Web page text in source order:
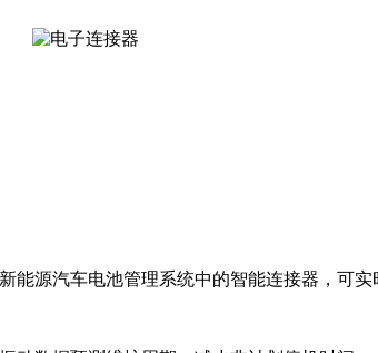
源汽车电池管理系统中的智能连接器，可实